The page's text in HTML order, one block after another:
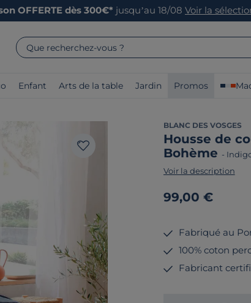
OFFERTE dès 300€* jusqu’au 18/08 Voir la
Que recherchez-vous ?
Enfant Arts de la table Jardin Promos
BLANC DES VOSGES
Housse de
Bohème -
Voir la description
99,00 €
Fabriqué au
100% coton
Fabricant